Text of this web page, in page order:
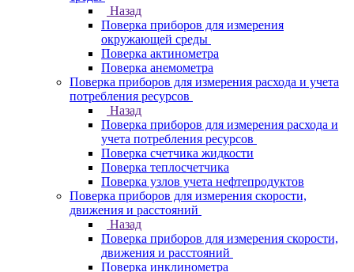
Назад
Поверка приборов для измерения
окружающей среды
Поверка актинометра
Поверка анемометра
Поверка приборов для измерения расхода и учета
потребления ресурсов
Назад
Поверка приборов для измерения расхода и
учета потребления ресурсов
Поверка счетчика жидкости
Поверка теплосчетчика
Поверка узлов учета нефтепродуктов
Поверка приборов для измерения скорости,
движения и расстояний
Назад
Поверка приборов для измерения скорости,
движения и расстояний
Поверка инклинометра